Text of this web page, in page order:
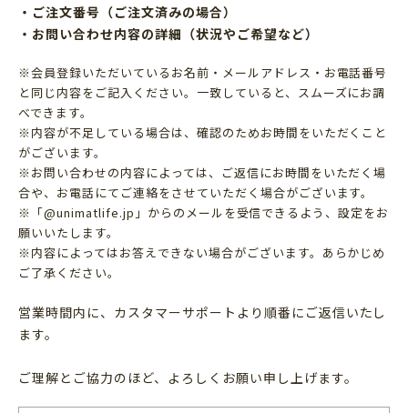
・ご注文番号（ご注文済みの場合）
・お問い合わせ内容の詳細（状況やご希望など）
※会員登録いただいているお名前・メールアドレス・お電話番号
と同じ内容をご記入ください。一致していると、スムーズにお調
べできます。
※内容が不足している場合は、確認のためお時間をいただくこと
がございます。
※お問い合わせの内容によっては、ご返信にお時間をいただく場
合や、お電話にてご連絡をさせていただく場合がございます。
※「@unimatlife.jp」からのメールを受信できるよう、設定をお
願いいたします。
※内容によってはお答えできない場合がございます。あらかじめ
ご了承ください。
営業時間内に、カスタマーサポートより順番にご返信いたし
ます。
ご理解とご協力のほど、よろしくお願い申し上げます。